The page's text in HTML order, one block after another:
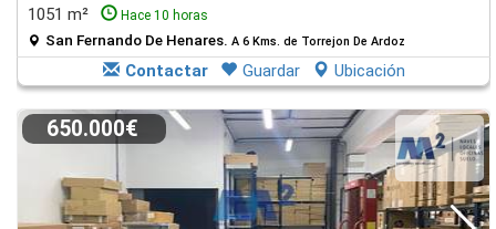
1051 m² Hace 10 horas
San Fernando De Henares. A 6 Kms. de Torrejon De Ardoz
Contactar Guardar Ubicación
650.000€